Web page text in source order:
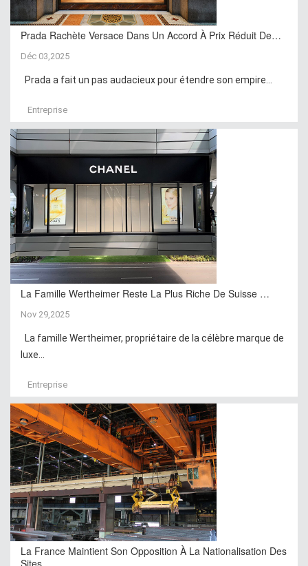
Prada Rachète Versace Dans Un Accord À Prix Réduit De…
Déc 03,2025
Prada a fait un pas audacieux pour étendre son empire...
Entreprise
La Famille Wertheimer Reste La Plus Riche De Suisse …
Nov 29,2025
La famille Wertheimer, propriétaire de la célèbre marque de
luxe...
Entreprise
La France Maintient Son Opposition À La Nationalisation Des